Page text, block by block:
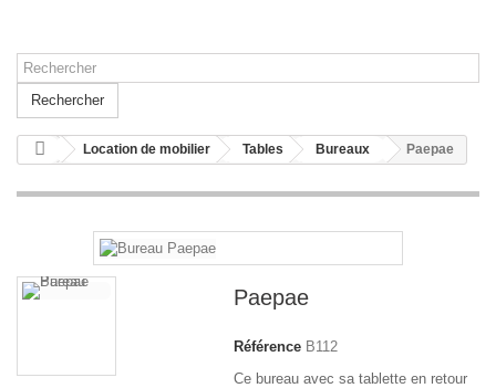
Rechercher
Location de mobilier Tables Bureaux Paepae
Paepae
Référence B112
Ce bureau avec sa tablette en retour